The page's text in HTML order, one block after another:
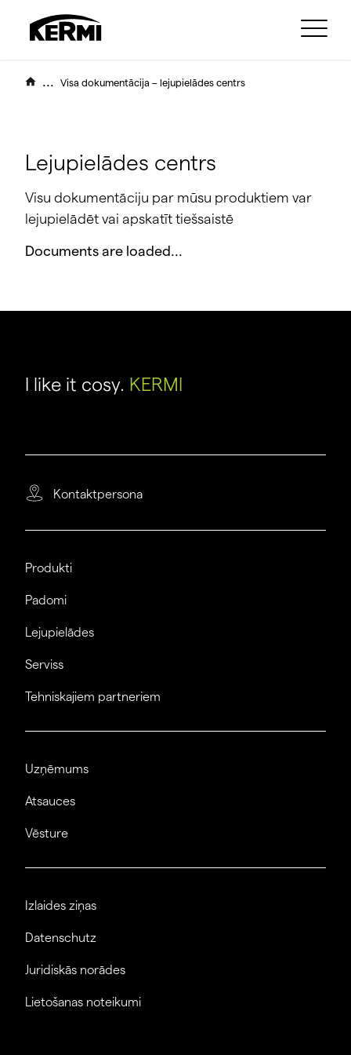
... Visa dokumentācija – lejupielādes centrs
Lejupielādes centrs
Visu dokumentāciju par mūsu produktiem var
lejupielādēt vai apskatīt tiešsaistē
Documents are loaded...
I like it cosy. KERMI
Kontaktpersona
Produkti
Padomi
Lejupielādes
Serviss
Tehniskajiem partneriem
Uzņēmums
Atsauces
Vēsture
Izlaides ziņas
Datenschutz
Juridiskās norādes
Lietošanas noteikumi